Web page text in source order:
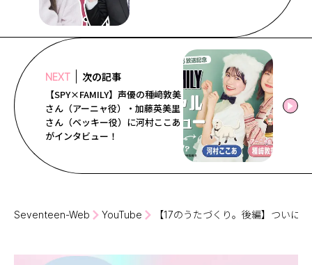
NEXT 次の記事
【SPY×FAMILY】声優の種﨑敦美
さん（アーニャ役）・加藤英美里
さん（ベッキー役）に河村ここあ
がインタビュー！
Seventeen-Web YouTube 【17のうたづくり。後編】ついに